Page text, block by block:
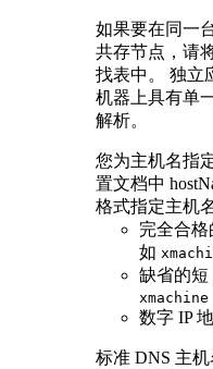
如果要在同一
共存节点，请
找表中。 独立
机器上具有单
解析。
您为主机名指
置文档中
格式指定主机
完全合格
如
缺省的短
xmachine
数字 IP
标准 DNS 主